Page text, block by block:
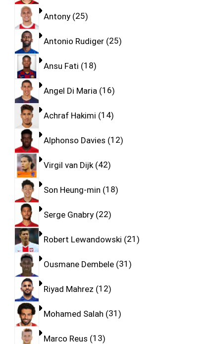
Antony 25
Antonio Rudiger 25
Ansu Fati 18
Angel Di Maria 16
Achraf Hakimi 14
Alphonso Davies 12
Virgil van Dijk 42
Son Heung-min 18
Serge Gnabry 22
Robert Lewandowski 21
Ousmane Dembele 31
Riyad Mahrez 12
Mohamed Salah 31
Marco Reus 13